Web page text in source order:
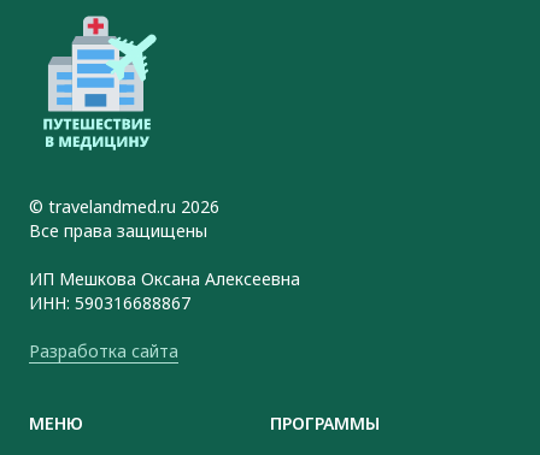
© travelandmed.ru 2026
Все права защищены
ИП Мешкова Оксана Алексеевна
ИНН: 590316688867
Разработка сайта
МЕНЮ
ПРОГРАММЫ